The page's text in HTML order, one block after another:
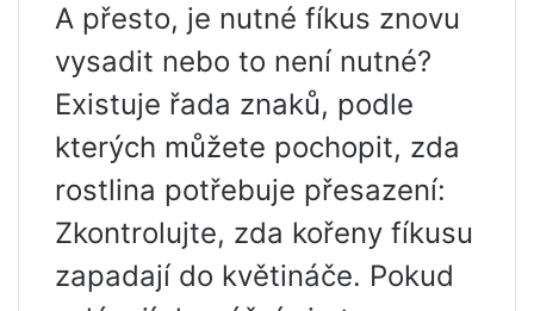
A přesto, je nutné fíkus znovu
vysadit nebo to není nutné?
Existuje řada znaků, podle
kterých můžete pochopit, zda
rostlina potřebuje přesazení:
Zkontrolujte, zda kořeny fíkusu
zapadají do květináče. Pokud